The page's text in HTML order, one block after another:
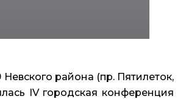
района (пр. Пятилеток,
IV городская конференция